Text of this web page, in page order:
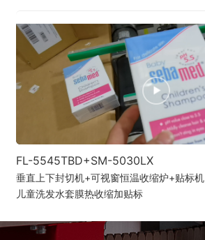
FL-5545TBD+SM-5030LX
垂直上下封切机+可视窗恒温收缩炉+贴标机
儿童洗发水套膜热收缩加贴标